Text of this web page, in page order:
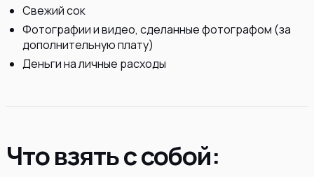
Свежий сок
Фотографии и видео, сделанные фотографом (за
дополнительную плату)
Деньги на личные расходы
Что взять с собой: